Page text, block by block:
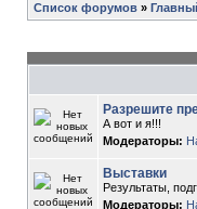
Список форумов »
Разрешите
А вот и я!!!
Модераторы:
Выставки
Результаты,
Модераторы: